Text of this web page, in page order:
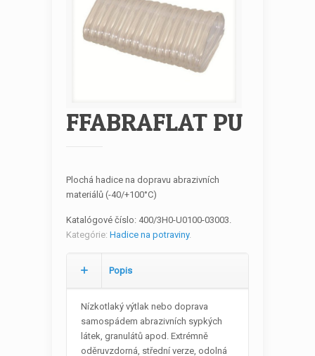
FFABRAFLAT PU
Plochá hadice na dopravu abrazivních
materiálů (-40/+100°C)
Katalógové číslo: 400/3H0-U0100-03003.
Kategórie: Hadice na potraviny.
Popis
Nízkotlaký výtlak nebo doprava
samospádem abrazivních sypkých
látek, granulátů apod. Extrémně
oděruvzdorná, střední verze, odolná